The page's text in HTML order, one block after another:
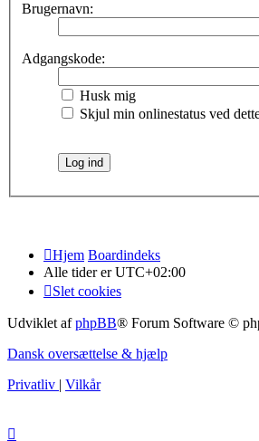
Brugernavn:
Adgangskode:
Husk mig
Skjul min onlinestatus ved
Hjem Boardindeks
Alle tider erUTC+02:00
Slet cookies
Udviklet afphpBB® Forum Software ©
Dansk oversættelse & hjælp
Privatliv | Vilkår